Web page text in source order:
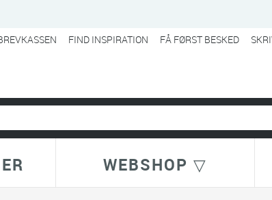
FIND INSPIRATION FÅ FØRST BESKED
WEBSHOP ▽